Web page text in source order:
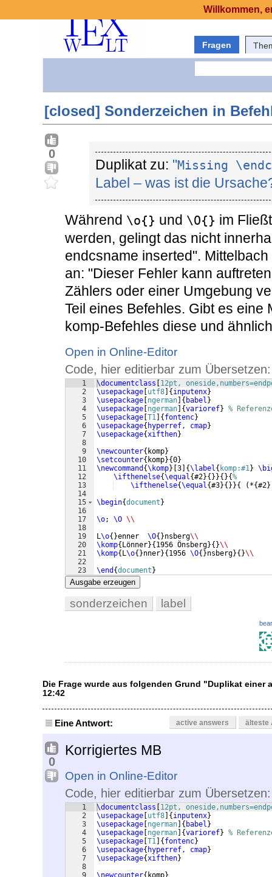
Fragen
[closed] Sonderzeichen in
0
Duplikat zu: "Missing
Label – was ist die
Während \o{} und \O{} im
werden, gelingt das nicht
endcsname inserted".
an: "Dieser Fehler kann
Zählers oder einer Umgebung
Teil eines Befehles. Gibt es
komp-Befehles diese und
Open in Online-Editor
Code, hier editierbar zum Übersetzen:
1
2
3
4
5
6
7
8
9
10
11
12
13
14
15
16
17
18
19
20
21
22
23
\documentclass [12pt,
\usepackage [utf8] {inputenx}
\usepackage [ngerman] { babel }
\usepackage [ngerman] {varioref} %
\usepackage [T1 ] {fontenc}
\usepackage{ hyperref, cmap}
\usepackage{xifthen}
\newcounter{ komp}
\setcounter{ komp}{0}
\newcommand {\komp} [3] {\label { komp:#1 }
\ifthenelse{\equal {#2}{}}{}{%
\ifthenelse{\equal {#3}{}}{ ( *{#2
\begin{document}
\o; \O \\
L \o{}enner \O{}nsberg\\
\komp{Lönner}{1956 Önsberg}{}\\
\komp{L \o{}nner}{1956 \O{}nsberg}{}\\
\end {document}
Ausgabe erzeugen
sonderzeichen label
Die Frage wurde aus folgenden Grund "Duplikat einer
12:42
Eine Antwort: active answers älteste
0
Korrigiertes MB
Open in Online-Editor
Code, hier editierbar zum Übersetzen:
1
2
3
4
5
6
7
8
\documentclass
12pt,
\usepackage utf8 { inputenx}
\usepackage ngerman { babel }
\usepackage ngerman {varioref} %
\usepackage T1 { fontenc}
\usepackage{ hyperref, cmap}
\usepackage{xifthen}
Willkommen,